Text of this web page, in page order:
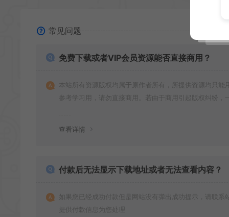
常见问题
免费下载或者VIP会员资源能否直接商用？
本站所有资源版权均属于原作者所有，所提供资源均只能
参考学习用，请勿直接商用。若由于商用引起版权纠纷，
查看详情
付款后无法显示下载地址或者无法查看内容？
如果您已经成功付款但是网站没有弹出成功提示，请联系
提供付款信息为您处理